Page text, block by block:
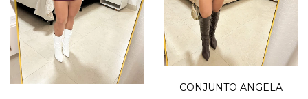
CONJUNTO ANGELA